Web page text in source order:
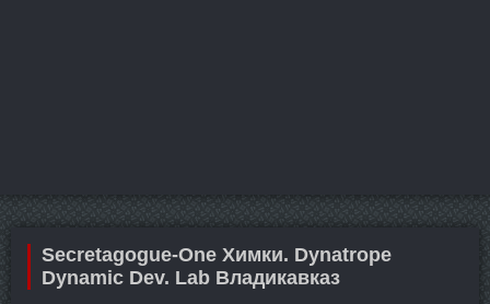
Secretagogue-One Химки. Dynatrope
Dynamic Dev. Lab Владикавказ